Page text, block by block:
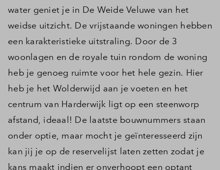
water geniet je in De Weide Veluwe van het
weidse uitzicht. De vrijstaande woningen hebben
een karakteristieke uitstraling. Door de 3
woonlagen en de royale tuin rondom de woning
heb je genoeg ruimte voor het hele gezin. Hier
heb je het Wolderwijd aan je voeten en het
centrum van Harderwijk ligt op een steenworp
afstand, ideaal! De laatste bouwnummers staan
onder optie, maar mocht je geïnteresseerd zijn
kan jij je op de reservelijst laten zetten zodat je
kans maakt indien er onverhoopt een optant